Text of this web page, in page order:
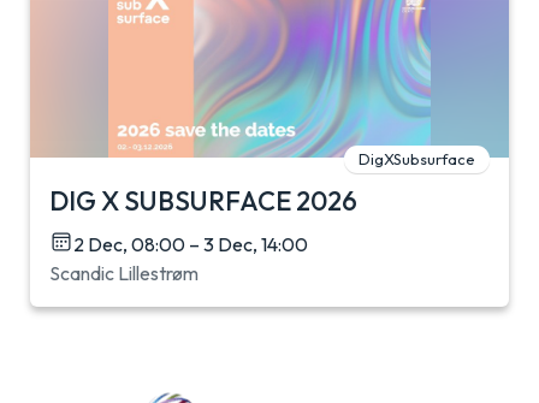
DigXSubsurface
DIG X SUBSURFACE 2026
2 Dec, 08:00 – 3 Dec, 14:00
Scandic Lillestrøm